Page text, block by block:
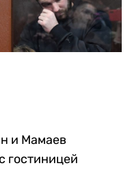
и Мамаев
гостиницей